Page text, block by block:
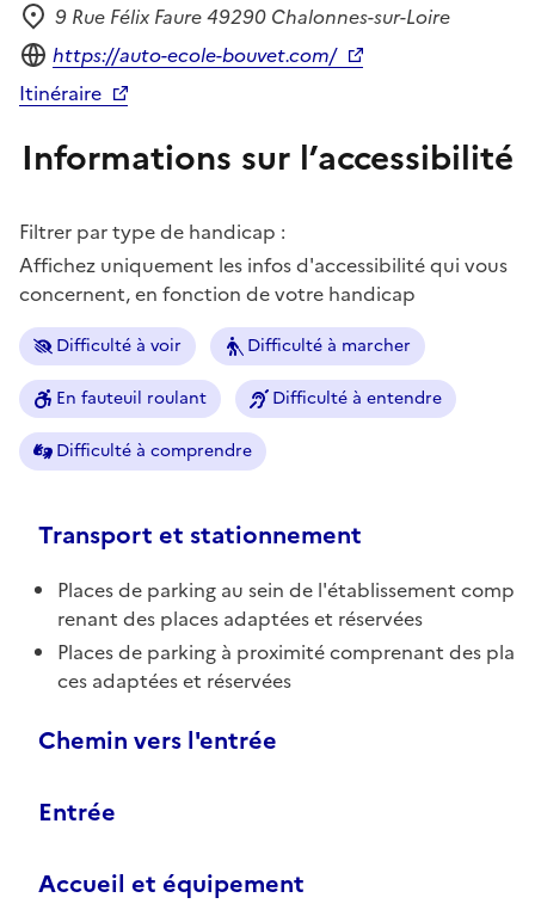
Adresse
9 Rue Félix Faure 49290 Chalonnes-sur-Loire
Site internet
https://auto-ecole-bouvet.com/
Itinéraire
Informations sur l’accessibilité
Filtrer par type de handicap :
Affichez uniquement les infos d'accessibilité qui vous
concernent, en fonction de votre handicap
Difficulté à voir Difficulté à marcher
En fauteuil roulant Difficulté à entendre
Difficulté à comprendre
Transport et stationnement
Places de parking au sein de l'établissement comp
renant des places adaptées et réservées
Places de parking à proximité comprenant des pla
ces adaptées et réservées
Chemin vers l'entrée
Entrée
Accueil et équipement